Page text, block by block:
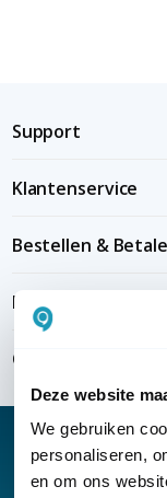
Deze website
We gebruiken
personaliseren,
en om ons
Support
Klantenservice
Bestellen &
Bezorgen &
Over KommaGo